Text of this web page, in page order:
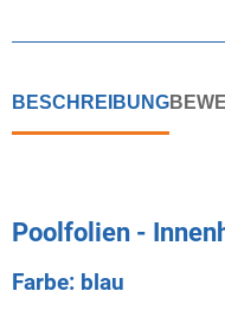
BESCHREIBUNG
Poolfolien -
Farbe: blau